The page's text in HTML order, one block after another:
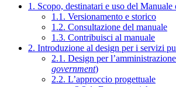
1. Scopo, destinatari e uso del
1.1. Versionamento e storico
1.2. Consultazione del manuale
1.3. Contribuisci al manuale
2. Introduzione al design per i servizi
2.1. Design per
government)
2.2. L’approccio progettuale